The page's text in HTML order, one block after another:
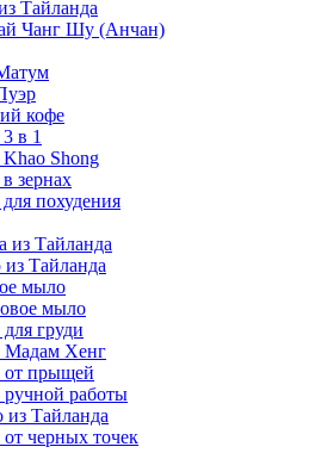
Тайланда
Чанг Шу (Анчан)
кофе
в 1
Shong
зернах
похудения
из Тайланда
Тайланда
мыло
мыло
груди
Мадам Хенг
от прыщей
работы
Тайланда
черных точек